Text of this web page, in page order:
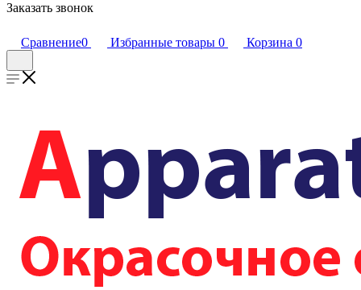
Заказать звонок
Сравнение0 Избранные товары 0 Корзина 0